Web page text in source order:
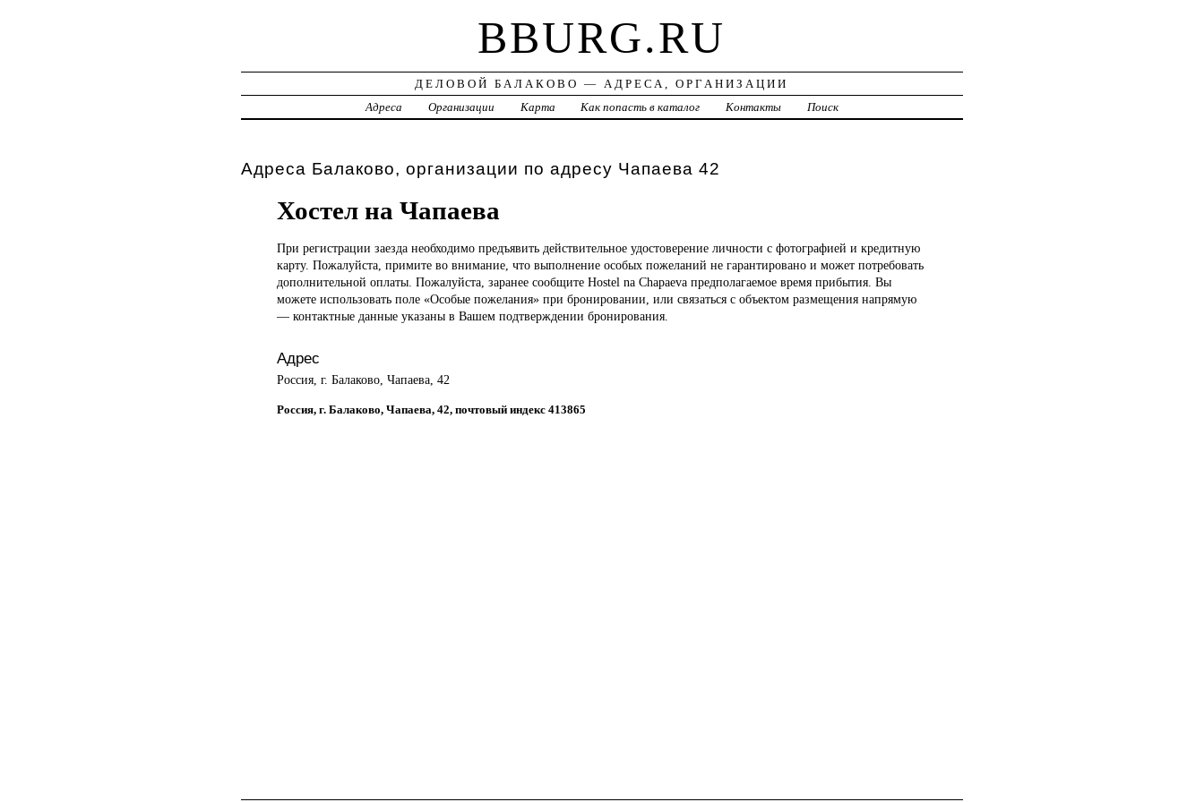
BBURG.RU
ДЕЛОВОЙ БАЛАКОВО — АДРЕСА, ОРГАНИЗАЦИИ
Адреса
Организации Карта Как попасть в каталог Контакты Поиск
Адреса Балаково, организации по адресу Чапаева 42
Хостел на Чапаева
При регистрации заезда необходимо предъявить действительное удостоверение личности с фотографией и кредитную
карту. Пожалуйста, примите во внимание, что выполнение особых пожеланий не гарантировано и может потребовать
дополнительной оплаты. Пожалуйста, заранее сообщите Hostel na Chapaeva предполагаемое время прибытия. Вы
можете использовать поле «Особые пожелания» при бронировании, или связаться с объектом размещения напрямую
— контактные данные указаны в Вашем подтверждении бронирования.
Адрес
Россия, г. Балаково, Чапаева, 42
Россия, г. Балаково, Чапаева, 42, почтовый индекс 413865